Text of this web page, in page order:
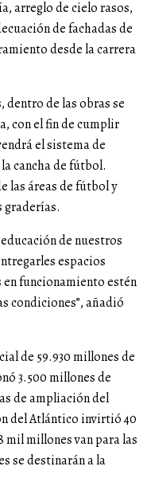
arreglo de cielo rasos,
de fachadas de
desde la carrera
dentro de las obras se
con el fin de cumplir
el sistema de
cancha de fútbol.
las áreas de fútbol y
graderías.
de nuestros
espacios
funcionamiento estén
condiciones”, añadió
de 59.930 millones de
3.500 millones de
de ampliación del
del Atlántico invirtió 40
mil millones van para las
se destinarán a la